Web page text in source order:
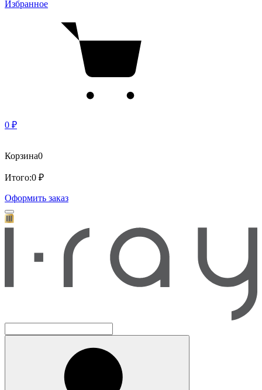
Избранное
0 ₽
Корзина0
Итого:0 ₽
Оформить заказ